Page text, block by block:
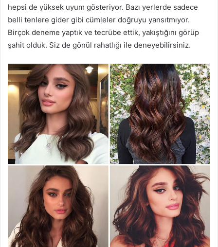
hepsi de yüksek uyum gösteriyor. Bazı yerlerde sadece
belli tenlere gider gibi cümleler doğruyu yansıtmıyor.
Birçok deneme yaptık ve tecrübe ettik, yakıştığını görüp
şahit olduk. Siz de gönül rahatlığı ile deneyebilirsiniz.